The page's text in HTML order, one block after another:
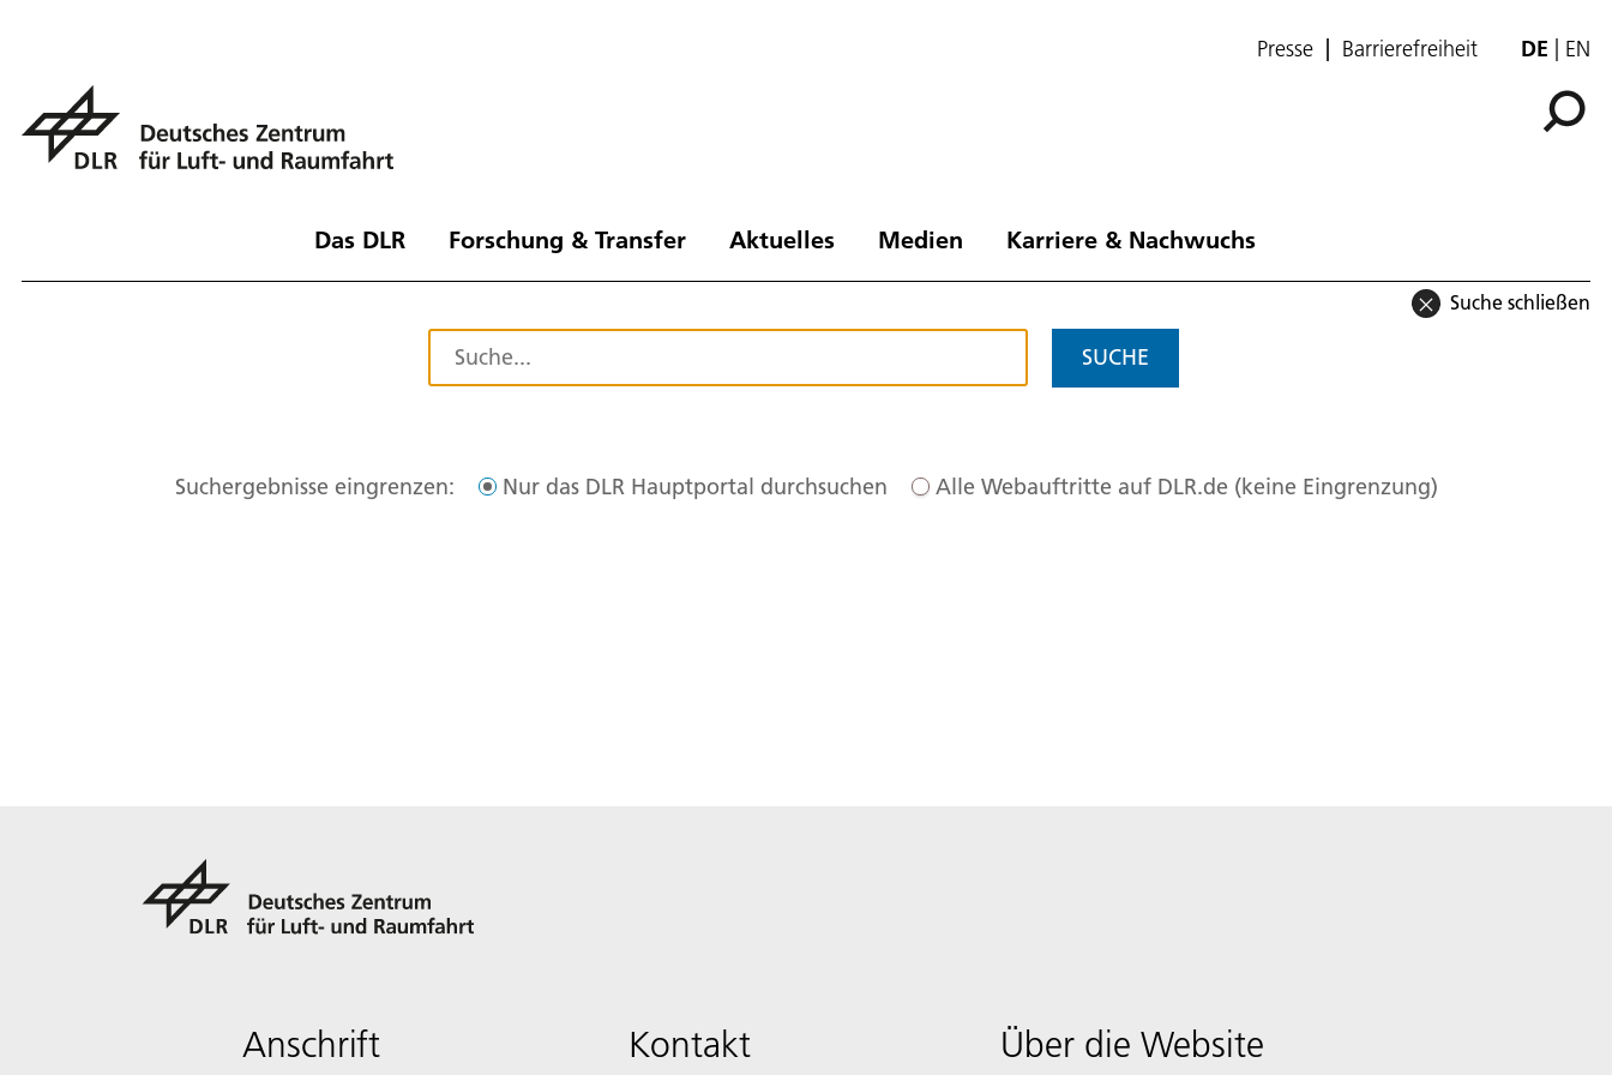
Presse Barrierefreiheit DE EN
Das DLR Forschung & Transfer Aktuelles Medien Karriere & Nachwuchs
Suche schließen
SUCHE
Suchergebnisse eingrenzen: Nur das DLR Hauptportal durchsuchen Alle Webauftritte auf DLR.de (keine Eingrenzung)
Anschrift Kontakt Über die Website